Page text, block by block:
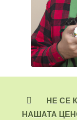
НЕ СЕ
НАШАТА